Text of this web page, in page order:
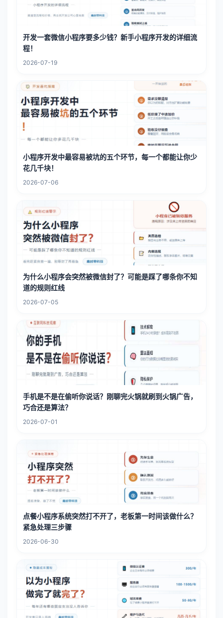
开发一套微信小程序要多少钱？新手小程序开发的详细流
程！
2026-07-19
小程序开发中最容易被坑的五个环节，每一个都能让你少
花几千块！
2026-07-06
为什么小程序会突然被微信封了？可能是踩了哪条你不知
道的规则红线
2026-07-05
手机是不是在偷听你说话？刚聊完火锅就刷到火锅广告，
巧合还是算法？
2026-07-01
点餐小程序系统突然打不开了，老板第一时间该做什么？
紧急处理三步骤
2026-06-30